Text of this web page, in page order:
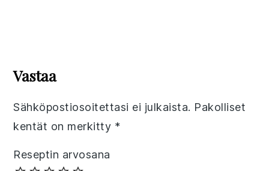
Interactions
Vastaa
Sähköpostiosoitettasi ei julkaista. Pakolliset
kentät on merkitty *
Reseptin arvosana